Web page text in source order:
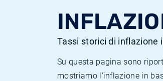
Tassi storici di inflazione
Su questa pagina sono
mostriamo l'inflazione in
Inflazione Svizzera
Tassi di inflazione storici